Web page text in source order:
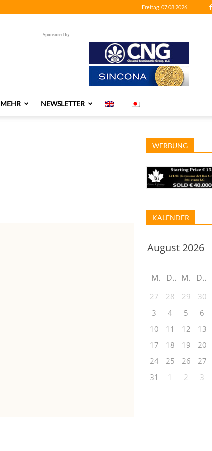
Freitag, 07.08.2026
Sponsored by
MEHR NEWSLETTER
WERBUNG
KALENDER
M D M D
27 28 29 30
3
4 5 6
10
11 12 13
17
18 19 20
24
25 26 27
31
1 2 3